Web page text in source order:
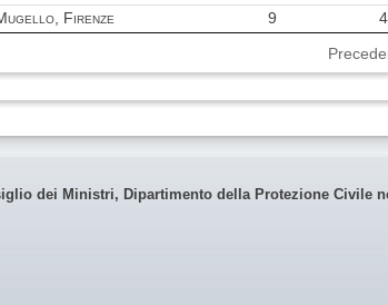
Firenze 9
dei Ministri, Dipartimento della Protezione Civile